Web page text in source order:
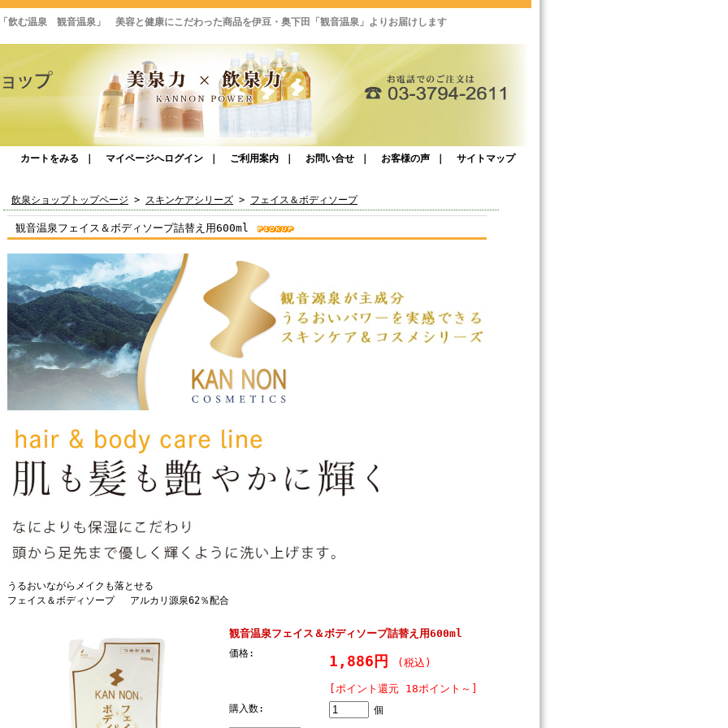
む温泉 観音温泉」 美容と健康にこだわった商品を伊豆・奥下田「観音温泉」よりお届けします
カートをみる マイページへログイン ご利用案内 お問い合せ お客様の声 サイトマップ
飲泉ショップトップページ > スキンケアシリーズ > フェイス＆ボディソープ
観音温泉フェイス＆ボディソープ詰替え用600ml
うるおいながらメイクも落とせる
フェイス＆ボディソープ アルカリ源泉62％配合
観音温泉フェイス＆ボディソープ詰替え用600ml
価格: 1,886円 (税込)
[ポイント還元 18ポイント～]
購入数: 個